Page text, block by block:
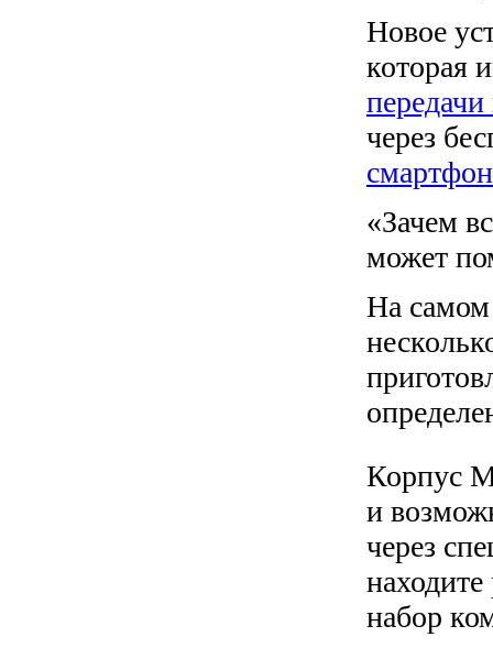
Новое
которая
через
«Зачем
может
На самом
Корпус
и
через
набор